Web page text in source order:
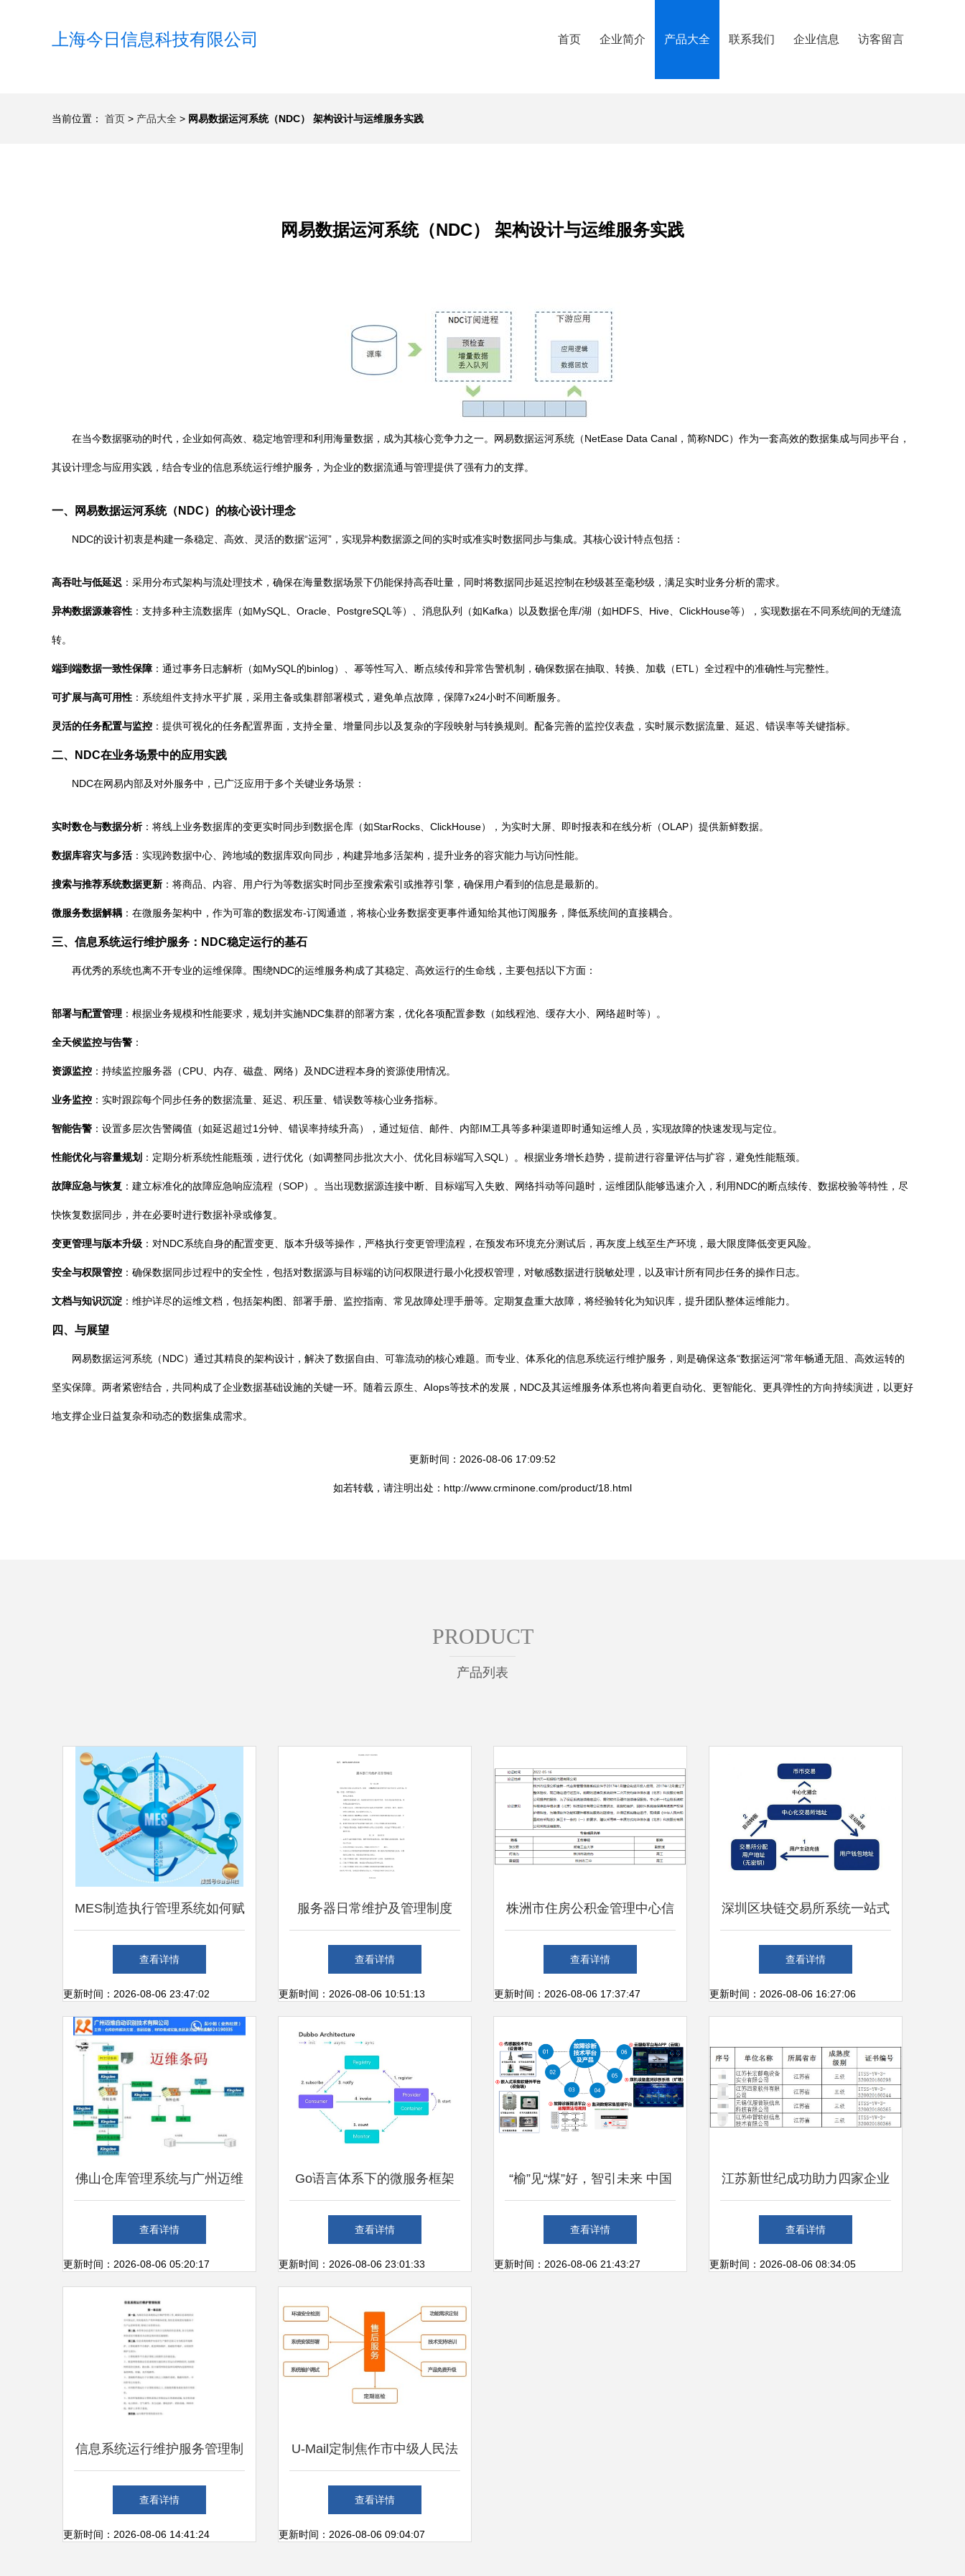
上海今日信息科技有限公司 首页 企业简介 产品大全 联系我们 企业信息 访客留言
当前位置： 首页 > 产品大全 > 网易数据运河系统（NDC） 架构设计与运维服务实践
网易数据运河系统（NDC） 架构设计与运维服务实践
在当今数据驱动的时代，企业如何高效、稳定地管理和利用海量数据，成为其核心竞争力之一。网易数据运河系统（NetEase Data Canal，简称NDC）作为一套高效的数据集成与同步平台，
其设计理念与应用实践，结合专业的信息系统运行维护服务，为企业的数据流通与管理提供了强有力的支撑。
一、网易数据运河系统（NDC）的核心设计理念
NDC的设计初衷是构建一条稳定、高效、灵活的数据“运河”，实现异构数据源之间的实时或准实时数据同步与集成。其核心设计特点包括：
高吞吐与低延迟 ：采用分布式架构与流处理技术，确保在海量数据场景下仍能保持高吞吐量，同时将数据同步延迟控制在秒级甚至毫秒级，满足实时业务分析的需求。
异构数据源兼容性 ：支持多种主流数据库（如MySQL、Oracle、PostgreSQL等）、消息队列（如Kafka）以及数据仓库/湖（如HDFS、Hive、ClickHouse等），实现数据在不同系统间的无缝流
转。
端到端数据一致性保障 ：通过事务日志解析（如MySQL的binlog）、幂等性写入、断点续传和异常告警机制，确保数据在抽取、转换、加载（ETL）全过程中的准确性与完整性。
可扩展与高可用性 ：系统组件支持水平扩展，采用主备或集群部署模式，避免单点故障，保障7x24小时不间断服务。
灵活的任务配置与监控 ：提供可视化的任务配置界面，支持全量、增量同步以及复杂的字段映射与转换规则。配备完善的监控仪表盘，实时展示数据流量、延迟、错误率等关键指标。
二、NDC在业务场景中的应用实践
NDC在网易内部及对外服务中，已广泛应用于多个关键业务场景：
实时数仓与数据分析：将线上业务数据库的变更实时同步到数据仓库（如StarRocks、ClickHouse），为实时大屏、即时报表和在线分析（OLAP）提供新鲜数据。
数据库容灾与多活 ：实现跨数据中心、跨地域的数据库双向同步，构建异地多活架构，提升业务的容灾能力与访问性能。
搜索与推荐系统数据更新 ：将商品、内容、用户行为等数据实时同步至搜索索引或推荐引擎，确保用户看到的信息是最新的。
微服务数据解耦 ：在微服务架构中，作为可靠的数据发布-订阅通道，将核心业务数据变更事件通知给其他订阅服务，降低系统间的直接耦合。
三、信息系统运行维护服务：NDC稳定运行的基石
再优秀的系统也离不开专业的运维保障。围绕NDC的运维服务构成了其稳定、高效运行的生命线，主要包括以下方面：
部署与配置管理 ：根据业务规模和性能要求，规划并实施NDC集群的部署方案，优化各项配置参数（如线程池、缓存大小、网络超时等）。
全天候监控与告警 ：
资源监控 ：持续监控服务器（CPU、内存、磁盘、网络）及NDC进程本身的资源使用情况。
业务监控 ：实时跟踪每个同步任务的数据流量、延迟、积压量、错误数等核心业务指标。
智能告警 ：设置多层次告警阈值（如延迟超过1分钟、错误率持续升高），通过短信、邮件、内部IM工具等多种渠道即时通知运维人员，实现故障的快速发现与定位。
性能优化与容量规划 ：定期分析系统性能瓶颈，进行优化（如调整同步批次大小、优化目标端写入SQL）。根据业务增长趋势，提前进行容量评估与扩容，避免性能瓶颈。
故障应急与恢复 ：建立标准化的故障应急响应流程（SOP）。当出现数据源连接中断、目标端写入失败、网络抖动等问题时，运维团队能够迅速介入，利用NDC的断点续传、数据校验等特性，尽
快恢复数据同步，并在必要时进行数据补录或修复。
变更管理与版本升级 ：对NDC系统自身的配置变更、版本升级等操作，严格执行变更管理流程，在预发布环境充分测试后，再灰度上线至生产环境，最大限度降低变更风险。
安全与权限管控 ：确保数据同步过程中的安全性，包括对数据源与目标端的访问权限进行最小化授权管理，对敏感数据进行脱敏处理，以及审计所有同步任务的操作日志。
文档与知识沉淀 ：维护详尽的运维文档，包括架构图、部署手册、监控指南、常见故障处理手册等。定期复盘重大故障，将经验转化为知识库，提升团队整体运维能力。
四、与展望
网易数据运河系统（NDC）通过其精良的架构设计，解决了数据自由、可靠流动的核心难题。而专业、体系化的信息系统运行维护服务，则是确保这条“数据运河”常年畅通无阻、高效运转的
坚实保障。两者紧密结合，共同构成了企业数据基础设施的关键一环。随着云原生、AIops等技术的发展，NDC及其运维服务体系也将向着更自动化、更智能化、更具弹性的方向持续演进，以更好
地支撑企业日益复杂和动态的数据集成需求。
更新时间：2026-08-06 17:09:52
如若转载，请注明出处：http://www.crminone.com/product/18.html
PRODUCT
产品列表
MES制造执行管理系统如何赋
能工厂提升数字化管理能力与
信息系统运维服务
查看详情
更新时间：2026-08-06 23:47:02
服务器日常维护及管理制度
2013年信息系统运行维护服务
细则
查看详情
更新时间：2026-08-06 10:51:13
株洲市住房公积金管理中心信
息管理系统运维服务单一来源
采购公示
查看详情
更新时间：2026-08-06 17:37:47
深圳区块链交易所系统一站式
开发搭建与运维解决方案
查看详情
更新时间：2026-08-06 16:27:06
佛山仓库管理系统与广州迈维
条码 实现工厂仓库信息化运
维的完美融合
查看详情
更新时间：2026-08-06 05:20:17
Go语言体系下的微服务框架
选型 以 Dubbo Go 为切入点
探析信息系统运行维护服务
查看详情
更新时间：2026-08-06 23:01:33
“榆”见“煤”好，智引未来 中国
煤科常州研究院亮相第十八届
榆林国际煤博会
查看详情
更新时间：2026-08-06 21:43:27
江苏新世纪成功助力四家企业
通过ITSS运维能力成熟度符合
性评估
查看详情
更新时间：2026-08-06 08:34:05
信息系统运行维护服务管理制
度及信息更新流程
查看详情
更新时间：2026-08-06 14:41:24
U-Mail定制焦作市中级人民法
院邮件系统 构筑安全高效的
司法信息通信基石
查看详情
更新时间：2026-08-06 09:04:07